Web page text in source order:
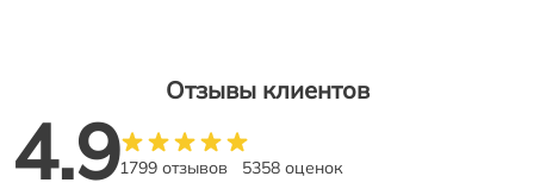
Отзывы клиентов
4.91799 отзывов 5358 оценок